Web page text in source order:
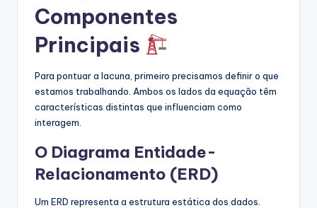
Componentes
Principais
Para pontuar a lacuna, primeiro precisamos definir o que
estamos trabalhando. Ambos os lados da equação têm
características distintas que influenciam como
interagem.
O Diagrama Entidade-
Relacionamento (ERD)
Um ERD representa a estrutura estática dos dados.